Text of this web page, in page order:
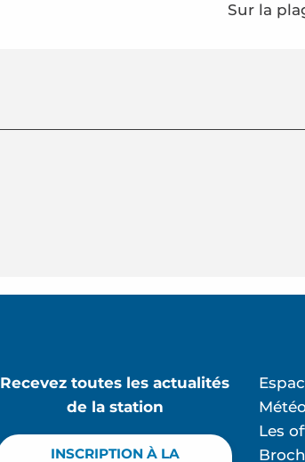
Sur la
Recevez toutes les actualités
de la station
INSCRIPTION À LA
Météo
Les